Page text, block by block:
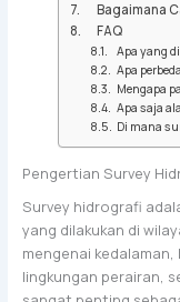
Bagaimana
FAQ
Apa yang
Apa
Mengapa
Apa saja
Di mana
Pengertian Survey
Survey hidrografi
yang dilakukan di
mengenai
lingkungan perairan,